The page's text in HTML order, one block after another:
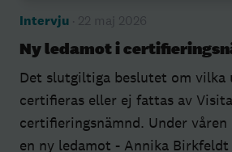
Intervju · 22 maj 2026
Ny ledamot i
Det slutgiltiga beslutet om vilka
certifieras eller ej fattas av
certifieringsnämnd. Under
en ny ledamot - Annika